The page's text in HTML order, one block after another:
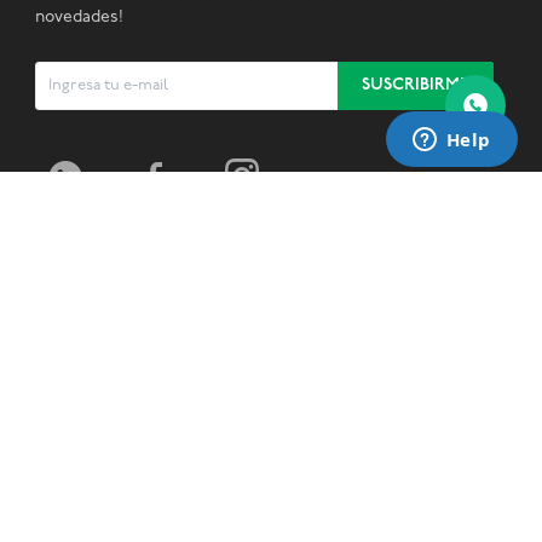
novedades!
SUSCRIBIRME
  